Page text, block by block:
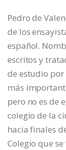
Pedro de
de los
español.
escritos y
de estudio por
más
pero no es de
colegio de la
hacia finales
Colegio que